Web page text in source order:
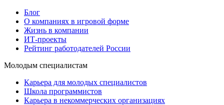
Блог
О компаниях в игровой форме
Жизнь в компании
ИТ-проекты
Рейтинг работодателей России
Молодым специалистам
Карьера для молодых специалистов
Школа программистов
Карьера в некоммерческих организациях